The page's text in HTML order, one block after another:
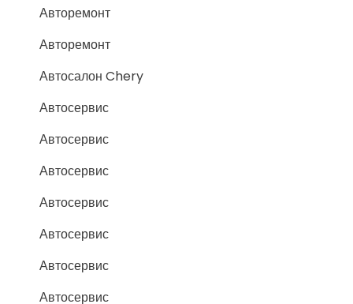
Авторемонт
Авторемонт
Автосалон Chery
Автосервис
Автосервис
Автосервис
Автосервис
Автосервис
Автосервис
Автосервис